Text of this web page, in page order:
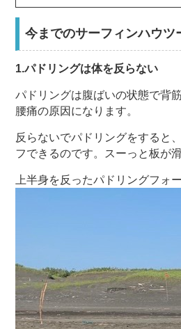
今までのサーフィンハウ
1.パドリングは体を反らない
パドリングは腹ばいの状態で背
腰痛の原因になります。
反らないでパドリングをすると
フできるのです。スーっと板が
上半身を反ったパドリングフォ